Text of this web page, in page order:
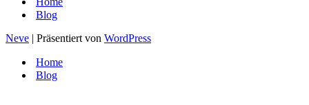
Blog
Neve | Präsentiert von WordPress
Home
Blog